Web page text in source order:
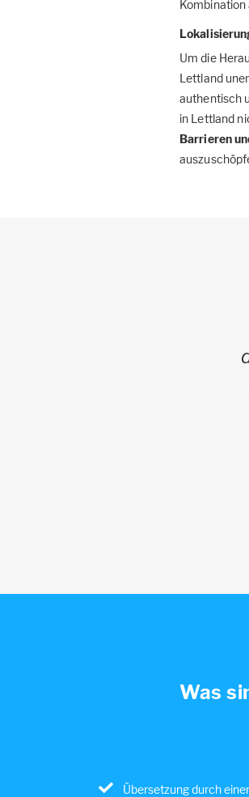
Kombination
Um die
Lettland
authentisch
in Lettland
Barrieren
Was
Übersetzung durch